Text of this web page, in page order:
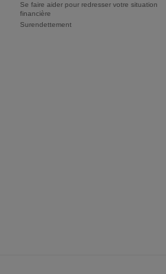
Se faire aider pour redresser votre situation
financière
Surendettement